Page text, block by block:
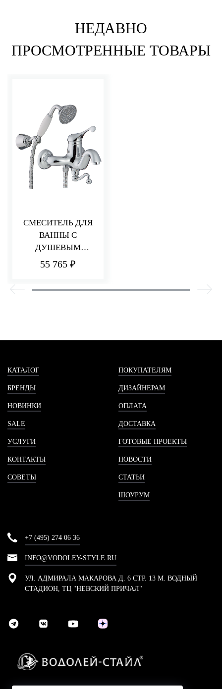
НЕДАВНО
ПРОСМОТРЕННЫЕ ТОВАРЫ
СМЕСИТЕЛЬ ДЛЯ
ВАННЫ С
ДУШЕВЫМ
КОМПЛЕКТОМ
55 765 ₽
КАТАЛОГ
БРЕНДЫ
НОВИНКИ
SALE
УСЛУГИ
КОНТАКТЫ
СОВЕТЫ
ПОКУПАТЕЛЯМ
ДИЗАЙНЕРАМ
ОПЛАТА
ДОСТАВКА
ГОТОВЫЕ ПРОЕКТЫ
НОВОСТИ
СТАТЬИ
ШОУРУМ
+7 (495) 274 06 36
INFO@VODOLEY-STYLE.RU
УЛ. АДМИРАЛА МАКАРОВА Д. 6 СТР. 13 М. ВОДНЫЙ
СТАДИОН, ТЦ "НЕВСКИЙ ПРИЧАЛ"